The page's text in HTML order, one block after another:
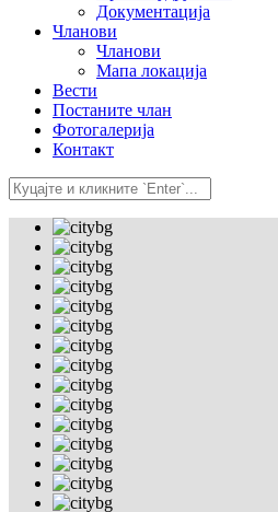
Документација
Чланови
Чланови
Мапа локација
Вести
Постаните члан
Фотогалерија
Контакт